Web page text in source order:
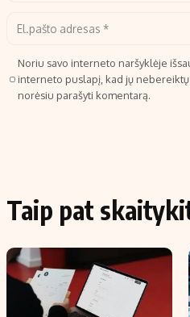
Noriu savo interneto naršyklėje
interneto puslapį, kad jų nebereiktų
norėsiu parašyti komentarą.
Taip pat